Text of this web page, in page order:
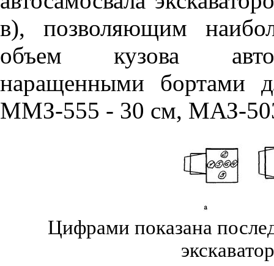
в), позволяющим
объем кузова
наращенными бортами
ММЗ-555 - 30 см, МАЗ-
Цифрами показана